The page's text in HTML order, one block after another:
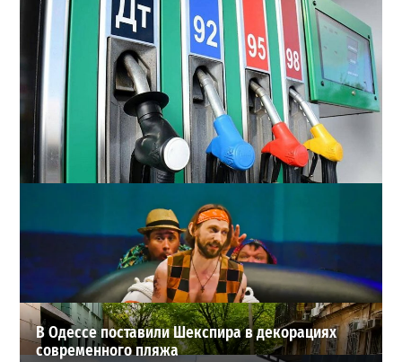
Неприятный сюрприз для водителей Одессы: на АЗС
снова взлетели цены
2
ВИБОР РЕДАКЦИИ
В Одессе поставили Шекспира в декорациях
современного пляжа